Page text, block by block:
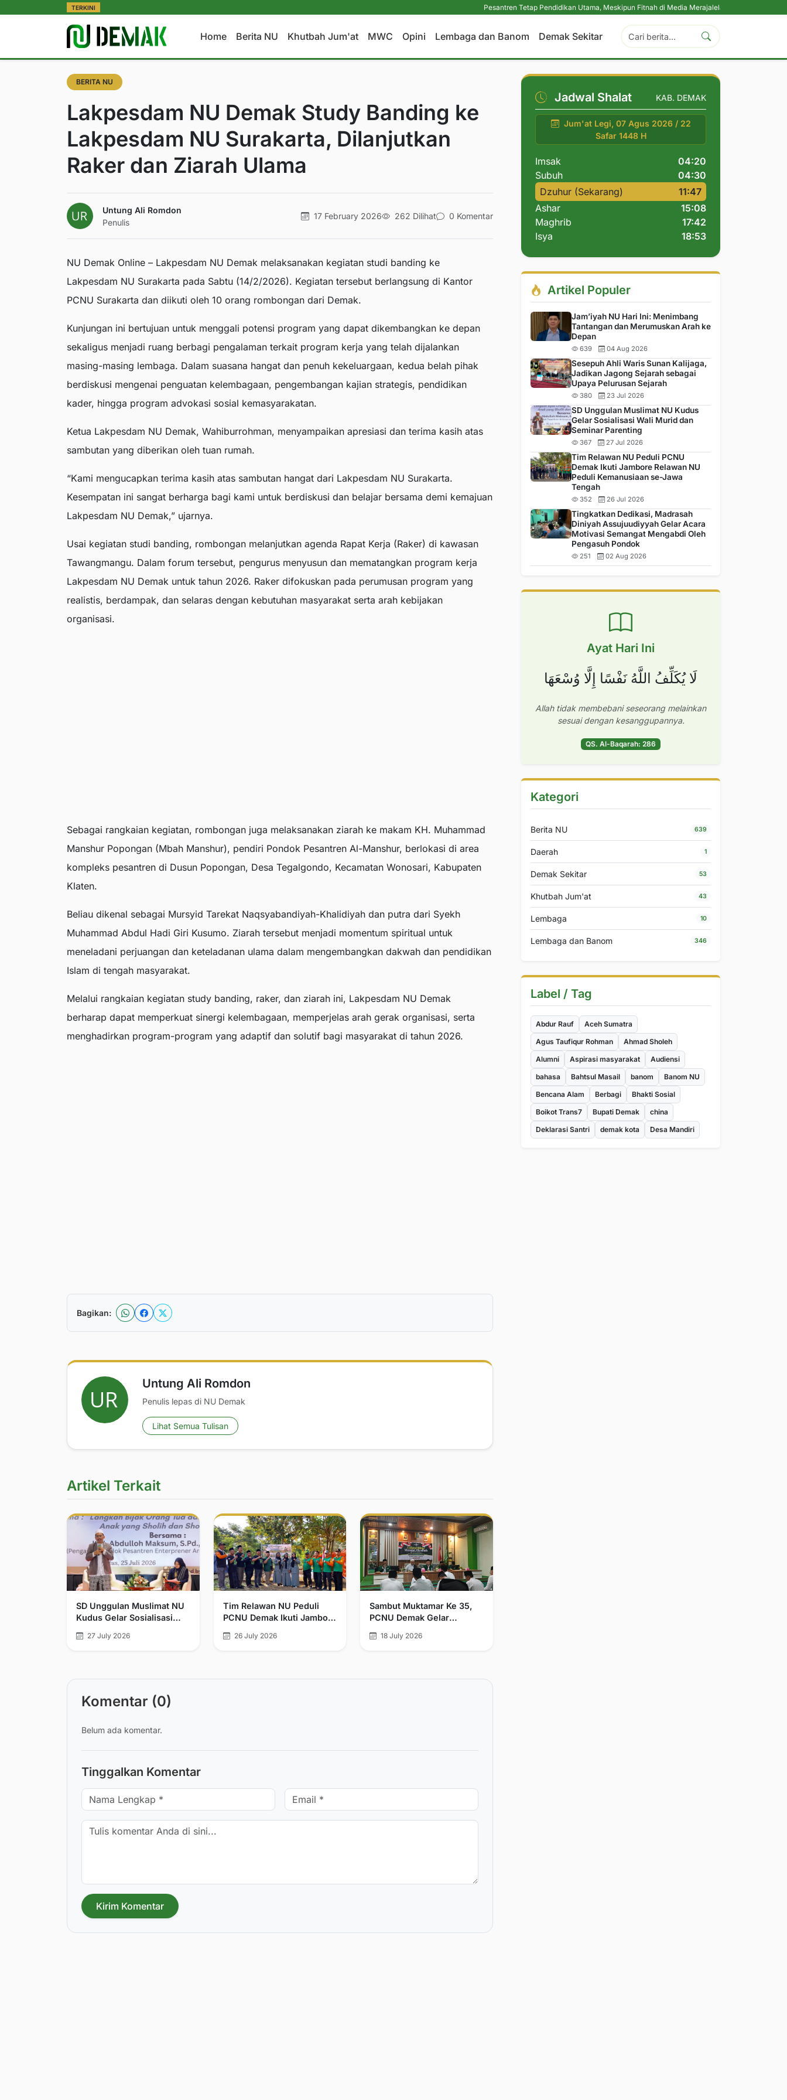
TERKINI Pesantren Tetap Pendidikan Utama, Meskipun Fitnah di Media Merajalela | Perkuat Komitmen
Home Berita NU Khutbah Jum'at MWC Opini Lembaga dan Banom Demak Sekitar
BERITA NU
Lakpesdam NU Demak Study Banding ke
Lakpesdam NU Surakarta, Dilanjutkan
Raker dan Ziarah Ulama
Untung Ali Romdon
Penulis
17 February 2026 262 Dilihat 0 Komentar
NU Demak Online – Lakpesdam NU Demak melaksanakan kegiatan studi banding ke
Lakpesdam NU Surakarta pada Sabtu (14/2/2026). Kegiatan tersebut berlangsung di Kantor
PCNU Surakarta dan diikuti oleh 10 orang rombongan dari Demak.
Kunjungan ini bertujuan untuk menggali potensi program yang dapat dikembangkan ke depan
sekaligus menjadi ruang berbagi pengalaman terkait program kerja yang telah dijalankan
masing-masing lembaga. Dalam suasana hangat dan penuh kekeluargaan, kedua belah pihak
berdiskusi mengenai penguatan kelembagaan, pengembangan kajian strategis, pendidikan
kader, hingga program advokasi sosial kemasyarakatan.
Ketua Lakpesdam NU Demak, Wahiburrohman, menyampaikan apresiasi dan terima kasih atas
sambutan yang diberikan oleh tuan rumah.
“Kami mengucapkan terima kasih atas sambutan hangat dari Lakpesdam NU Surakarta.
Kesempatan ini sangat berharga bagi kami untuk berdiskusi dan belajar bersama demi kemajuan
Lakpesdam NU Demak,” ujarnya.
Usai kegiatan studi banding, rombongan melanjutkan agenda Rapat Kerja (Raker) di kawasan
Tawangmangu. Dalam forum tersebut, pengurus menyusun dan mematangkan program kerja
Lakpesdam NU Demak untuk tahun 2026. Raker difokuskan pada perumusan program yang
realistis, berdampak, dan selaras dengan kebutuhan masyarakat serta arah kebijakan
organisasi.
Sebagai rangkaian kegiatan, rombongan juga melaksanakan ziarah ke makam KH. Muhammad
Manshur Popongan (Mbah Manshur), pendiri Pondok Pesantren Al-Manshur, berlokasi di area
kompleks pesantren di Dusun Popongan, Desa Tegalgondo, Kecamatan Wonosari, Kabupaten
Klaten.
Beliau dikenal sebagai Mursyid Tarekat Naqsyabandiyah-Khalidiyah dan putra dari Syekh
Muhammad Abdul Hadi Giri Kusumo. Ziarah tersebut menjadi momentum spiritual untuk
meneladani perjuangan dan keteladanan ulama dalam mengembangkan dakwah dan pendidikan
Islam di tengah masyarakat.
Melalui rangkaian kegiatan study banding, raker, dan ziarah ini, Lakpesdam NU Demak
berharap dapat memperkuat sinergi kelembagaan, memperjelas arah gerak organisasi, serta
menghadirkan program-program yang adaptif dan solutif bagi masyarakat di tahun 2026.
Bagikan:
Untung Ali Romdon
Penulis lepas di NU Demak
Lihat Semua Tulisan
Artikel Terkait
SD Unggulan Muslimat NU
Kudus Gelar Sosialisasi
Parenting
27 July 2026
Tim Relawan NU Peduli
PCNU Demak Ikuti Jambore
Kemanusiaan se-Jawa
26 July 2026
Sambut Muktamar Ke 35,
PCNU Demak Gelar
Bersama
18 July 2026
Komentar (0)
Belum ada komentar.
Tinggalkan Komentar
Kirim Komentar
Jadwal Shalat KAB. DEMAK
Jum'at Legi, 07 Agus 2026 / 22
Safar 1448 H
Imsak
04:20
Subuh
04:30
Dzuhur (Sekarang)
11:47
Ashar
15:08
Maghrib
17:42
Isya
18:53
Artikel Populer
Jam’iyah NU Hari Ini: Menimbang
Tantangan dan Merumuskan Arah ke
Depan
639 04 Aug 2026
Sesepuh Ahli Waris Sunan Kalijaga,
Jadikan Jagong Sejarah sebagai
Upaya Pelurusan Sejarah
380 23 Jul 2026
SD Unggulan Muslimat NU Kudus
Gelar Sosialisasi Wali Murid dan
Seminar Parenting
367 27 Jul 2026
Tim Relawan NU Peduli PCNU
Demak Ikuti Jambore Relawan NU
Peduli Kemanusiaan se-Jawa
Tengah
352 26 Jul 2026
Tingkatkan Dedikasi, Madrasah
Diniyah Assujuudiyyah Gelar Acara
Motivasi Semangat Mengabdi Oleh
Pengasuh Pondok
251 02 Aug 2026
Ayat Hari Ini
لَا يُكَلِّفُ اللَّهُ نَفْسًا إِلَّا وُسْعَهَا
Allah tidak membebani seseorang melainkan
sesuai dengan kesanggupannya.
QS. Al-Baqarah: 286
Kategori
Berita NU 639
Daerah 1
Demak Sekitar 53
Khutbah Jum'at 43
Lembaga 10
Lembaga dan Banom 346
Label / Tag
Abdur Rauf
Aceh Sumatra
Agus Taufiqur Rohman
Ahmad Sholeh
Alumni
Aspirasi masyarakat
Audiensi
bahasa
Bahtsul Masail banom
Banom NU
Bencana Alam
Berbagi
Bhakti Sosial
Boikot Trans7
Bupati Demak
china
Deklarasi Santri
demak kota Desa Mandiri